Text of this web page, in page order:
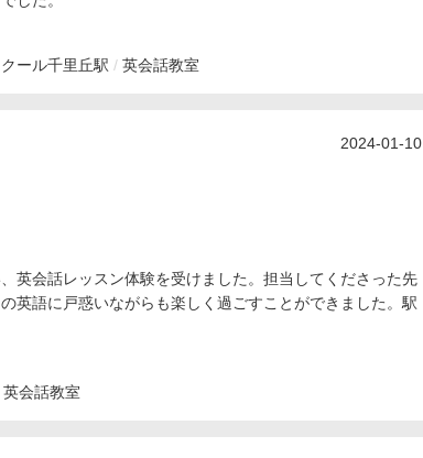
ール千里丘駅 英会話教室
2024-01-10
英会話レッスン体験を受けました。担当してくださった先
英語に戸惑いながらも楽しく過ごすことができました。駅
英会話教室